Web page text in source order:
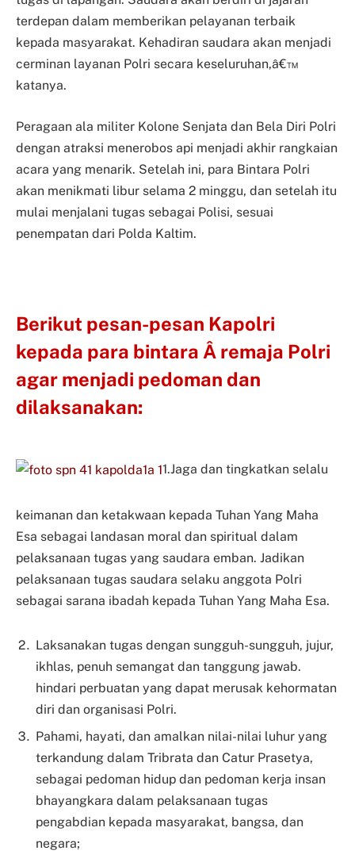
terdepan dalam memberikan pelayanan terbaik
kepada masyarakat. Kehadiran saudara akan menjadi
cerminan layanan Polri secara keseluruhan,â€™
katanya.
Peragaan ala militer Kolone Senjata dan Bela Diri Polri
dengan atraksi menerobos api menjadi akhir rangkaian
acara yang menarik. Setelah ini, para Bintara Polri
akan menikmati libur selama 2 minggu, dan setelah itu
mulai menjalani tugas sebagai Polisi, sesuai
penempatan dari Polda Kaltim.
Berikut pesan-pesan Kapolri
kepada para bintara Â remaja Polri
agar menjadi pedoman dan
dilaksanakan:
1.Jaga dan tingkatkan selalu
keimanan dan ketakwaan kepada Tuhan Yang Maha
Esa sebagai landasan moral dan spiritual dalam
pelaksanaan tugas yang saudara emban. Jadikan
pelaksanaan tugas saudara selaku anggota Polri
sebagai sarana ibadah kepada Tuhan Yang Maha Esa.
Laksanakan tugas dengan sungguh-sungguh, jujur,
ikhlas, penuh semangat dan tanggung jawab.
hindari perbuatan yang dapat merusak kehormatan
diri dan organisasi Polri.
Pahami, hayati, dan amalkan nilai-nilai luhur yang
terkandung dalam Tribrata dan Catur Prasetya,
sebagai pedoman hidup dan pedoman kerja insan
bhayangkara dalam pelaksanaan tugas
pengabdian kepada masyarakat, bangsa, dan
negara;